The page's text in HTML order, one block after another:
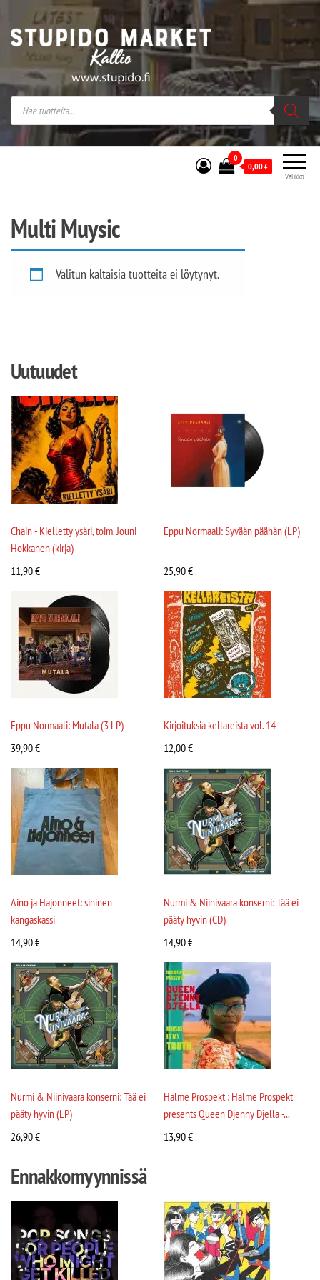
Stupido Market – verkossa ja kivijalassa
Stupido Market on vaihtoehtomusaan
erikoistunut verkko- sekä
kivijalkakauppa Helsingissä Kallion
sydämessä.
Valikko
0
0,00€
Multi Muysic
Valitun kaltaisia tuotteita ei löytynyt.
Uutuudet
Chain - Kielletty ysäri, toim. Jouni
Hokkanen (kirja)
11,90€
Eppu Normaali: Syvään päähän (LP)
25,90€
Eppu Normaali: Mutala (3 LP)
39,90€
Kirjoituksia kellareista vol. 14
12,00€
Aino ja Hajonneet: sininen
kangaskassi
14,90€
Nurmi & Niinivaara konserni: Tää ei
pääty hyvin (CD)
14,90€
Nurmi & Niinivaara konserni: Tää ei
pääty hyvin (LP)
26,90€
Halme Prospekt : Halme Prospekt
presents Queen Djenny Djella -...
13,90€
Ennakkomyynnissä